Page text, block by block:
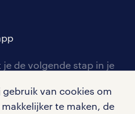
van cookies om
te maken, de
de volgende stap in je
intercedent.